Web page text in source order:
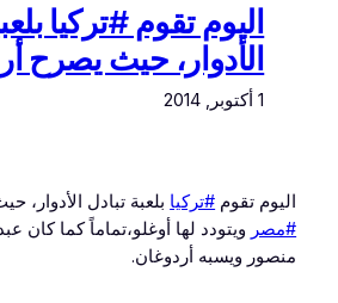
اليوم تقوم #تركيا
الأدوار، حيث يصرح
1 أكتوبر, 2014
اليوم تقوم #تركيا بلعبة تبادل
#مصر ويتودد لها أوغلو،تماماً كما كان
منصور ويسبه أردوغان.